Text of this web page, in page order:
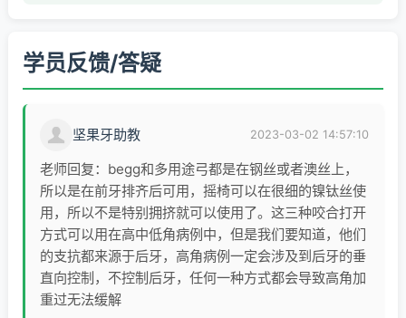
学员反馈/答疑
坚果牙助教 2023-03-02 14:57:10
老师回复：begg和多用途弓都是在钢丝或者澳丝上，
所以是在前牙排齐后可用，摇椅可以在很细的镍钛丝使
用，所以不是特别拥挤就可以使用了。这三种咬合打开
方式可以用在高中低角病例中，但是我们要知道，他们
的支抗都来源于后牙，高角病例一定会涉及到后牙的垂
直向控制，不控制后牙，任何一种方式都会导致高角加
重过无法缓解